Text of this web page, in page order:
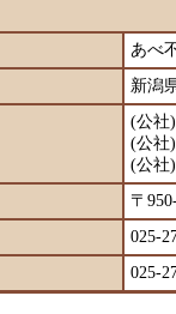
あべ
新潟
(公社
(公社
(公社
〒
025-
025-